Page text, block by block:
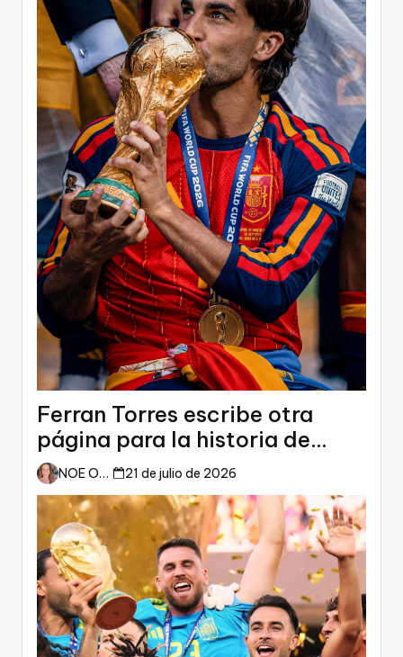
Ferran Torres escribe otra
página para la historia de
España
NOE ORTIZ 21 de julio de 2026